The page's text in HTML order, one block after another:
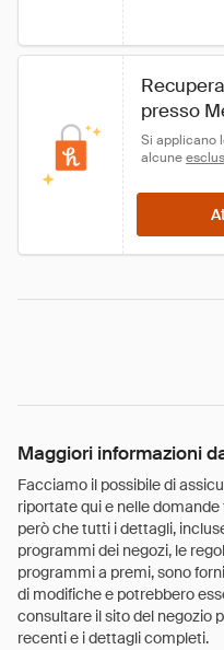
presso
Si applicano
alcune
Maggiori informazioni
Facciamo il possibile di
riportate qui e nelle
però che tutti i dettagli,
programmi dei negozi, le
programmi a premi, sono
di modifiche e potrebbero
consultare il sito del negozio
recenti e i dettagli completi.